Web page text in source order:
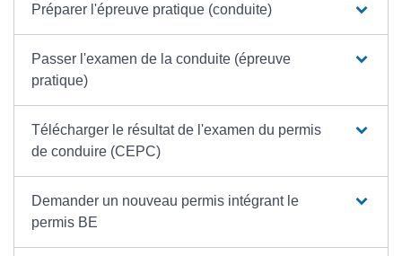
Préparer l'épreuve pratique (conduite)
Passer l'examen de la conduite (épreuve
pratique)
Télécharger le résultat de l'examen du permis
de conduire (CEPC)
Demander un nouveau permis intégrant le
permis BE